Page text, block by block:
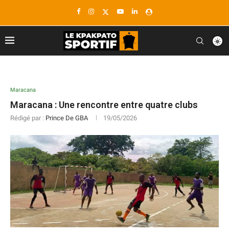
Maracana
Maracana : Une rencontre entre quatre clubs
Rédigé par : Prince De GBA 19/05/2026